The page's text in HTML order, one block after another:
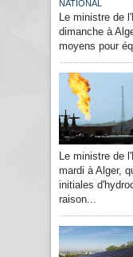
NATIONAL
Le ministre de
dimanche à
moyens pour
Le ministre de
mardi à Alger,
initiales
raison...